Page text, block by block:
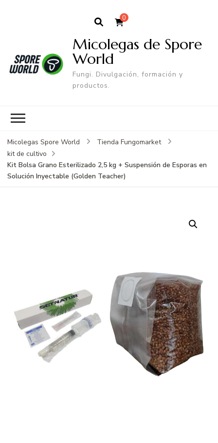
0
Micolegas de Spore
World
Fungi. Divulgación, formación y
productos.
Micolegas Spore World
Tienda Fungomarket
kit de cultivo
Kit Bolsa Grano Esterilizado 2,5 kg + Suspensión de Esporas en
Solución Inyectable (Golden Teacher)